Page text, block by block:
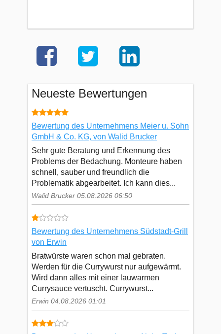
Neueste Bewertungen
Bewertung des Unternehmens Meier u. Sohn
GmbH & Co. KG, von Walid Brucker
Sehr gute Beratung und Erkennung des
Problems der Bedachung. Monteure haben
schnell, sauber und freundlich die
Problematik abgearbeitet. Ich kann dies...
Walid Brucker 05.08.2026 06:50
Bewertung des Unternehmens Südstadt-Grill
von Erwin
Bratwürste waren schon mal gebraten.
Werden für die Currywurst nur aufgewärmt.
Wird dann alles mit einer lauwarmen
Currysauce vertuscht. Currywurst...
Erwin 04.08.2026 01:01